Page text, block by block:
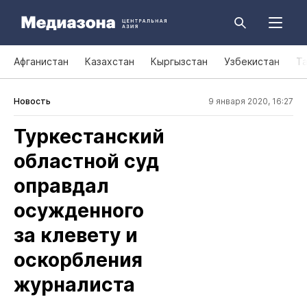
Афганистан Казахстан Кыргызстан Узбекистан
Новость 9 января 2020, 16:27
Туркестанский
областной суд
оправдал
осужденного
за клевету и
оскорбления
журналиста